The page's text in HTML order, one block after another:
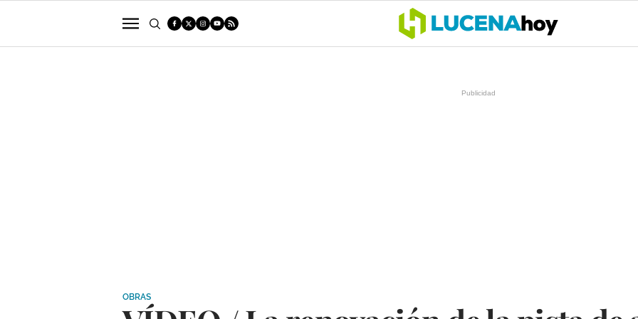
OBRAS